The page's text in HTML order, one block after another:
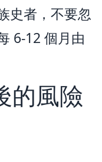
史者，不要忽
6-12 個月由
的風險